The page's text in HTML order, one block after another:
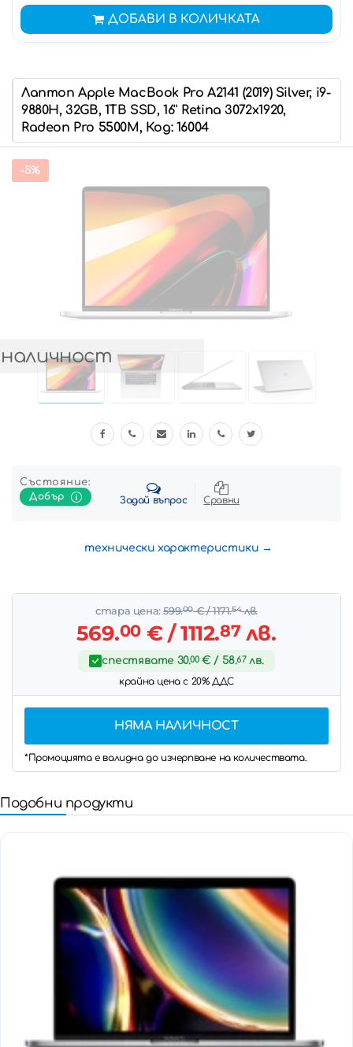
ДОБАВИ В КОЛИЧКАТА
Лаптоп Apple MacBook Pro A2141 (2019) Silver, i9-
9880H, 32GB, 1TB SSD, 16'' Retina 3072x1920,
Radeon Pro 5500M, Код: 16004
-5%
Състояние:
Добър
Задай въпрос Сравни
технически характеристики
стара цена:599.00€/ 1171.54лв.
569.00€/ 1112.87лв.
спестявате 30.00€ / 58.67лв.
крайна цена с 20% ДДС
НЯМА НАЛИЧНОСТ
*Промоцията е валидна до изчерпване на количествата.
Подобни продукти